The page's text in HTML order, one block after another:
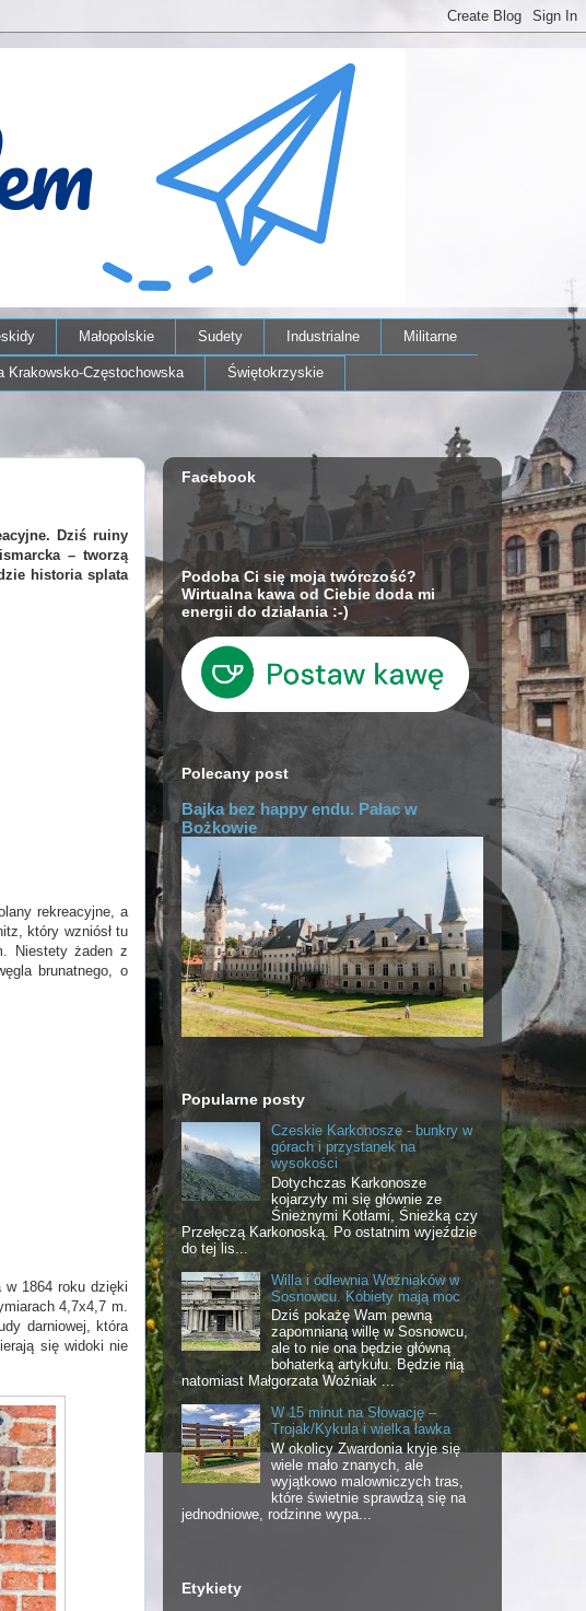
Małopolskie Sudety Industrialne Militarne
Krakowsko-Częstochowska Świętokrzyskie
Dziś ruiny
– tworzą
historia splata
rekreacyjne, a
który wzniósł tu
Niestety żaden z
brunatnego, o
w 1864 roku dzięki
4,7x4,7 m.
darniowej, która
się widoki nie
Facebook
Podoba Ci się moja twórczość?
Wirtualna kawa od Ciebie doda mi
energii do działania :-)
Polecany post
Bajka bez happy endu. Pałac w
Bożkowie
Popularne posty
Czeskie Karkonosze - bunkry w
górach i przystanek na
wysokości
Dotychczas Karkonosze
kojarzyły mi się głównie ze
Śnieżnymi Kotłami, Śnieżką czy
Przełęczą Karkonoską. Po ostatnim wyjeździe
do tej lis...
Willa i odlewnia Woźniaków w
Sosnowcu. Kobiety mają moc
Dziś pokażę Wam pewną
zapomnianą willę w Sosnowcu,
ale to nie ona będzie główną
bohaterką artykułu. Będzie nią
natomiast Małgorzata Woźniak ...
W 15 minut na Słowację –
Trojak/Kykula i wielka ławka
W okolicy Zwardonia kryje się
wiele mało znanych, ale
wyjątkowo malowniczych tras,
które świetnie sprawdzą się na
jednodniowe, rodzinne wypa...
Etykiety